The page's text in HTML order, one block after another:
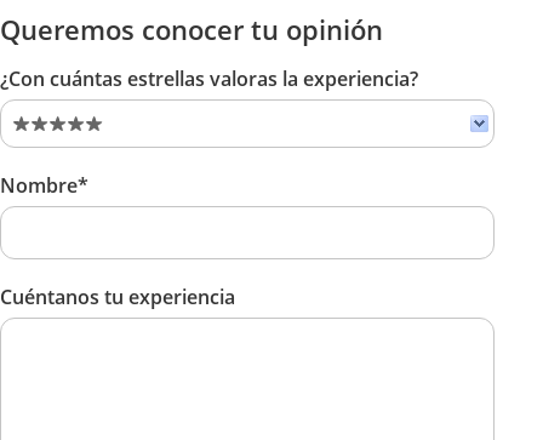
Queremos conocer tu opinión
¿Con cuántas estrellas valoras la experiencia?
Nombre*
Cuéntanos tu experiencia